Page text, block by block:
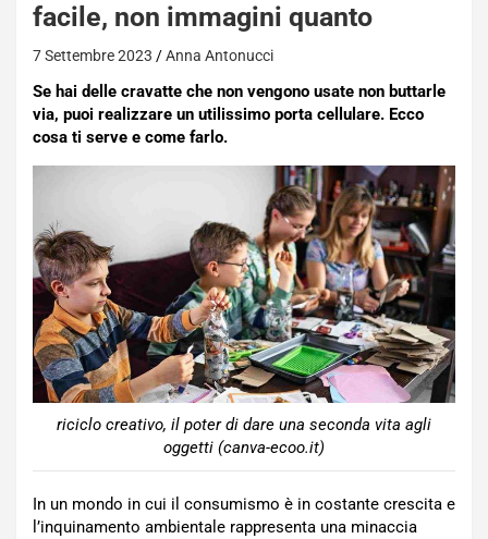
facile, non immagini quanto
7 Settembre 2023 Anna Antonucci
Se hai delle cravatte che non vengono usate non buttarle
via, puoi realizzare un utilissimo porta cellulare. Ecco
cosa ti serve e come farlo.
riciclo creativo, il poter di dare una seconda vita agli
oggetti (canva-ecoo.it)
In un mondo in cui il consumismo è in costante crescita e
l’inquinamento ambientale rappresenta una minaccia